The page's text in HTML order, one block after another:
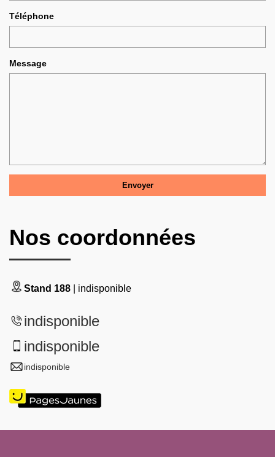
Téléphone
Message
Nos coordonnées
Stand 188 | indisponible
indisponible
indisponible
indisponible